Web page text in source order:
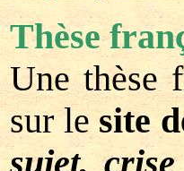
Thèse
Une thèse
sur lesite
sujet,